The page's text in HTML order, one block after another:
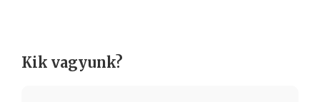
Kik vagyunk?